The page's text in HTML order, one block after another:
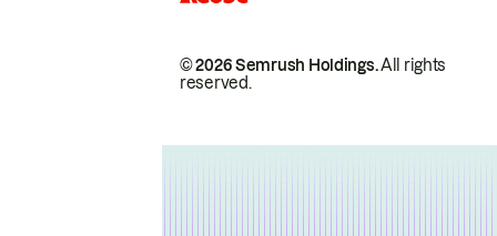
© 2026 Semrush Holdings.All rights
reserved.